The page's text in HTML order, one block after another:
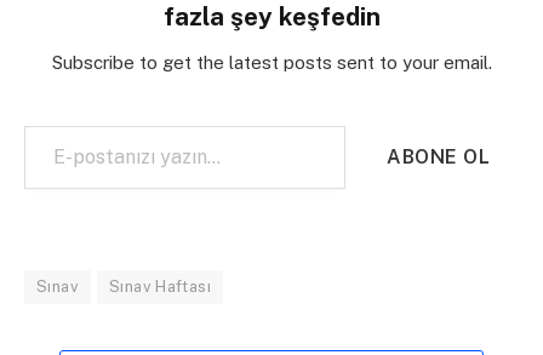
fazla şey keşfedin
Subscribe to get the latest posts sent to your email.
E-postanızı yazın…
ABONE OL
Sınav Sınav Haftası